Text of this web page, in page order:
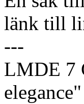
länk till
---
LMDE 7
elegance"